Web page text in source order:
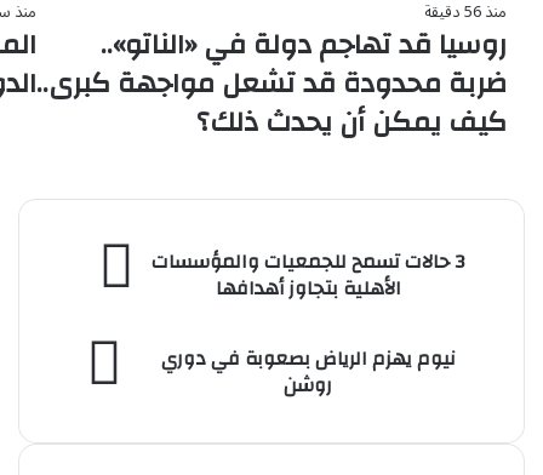
منذ 56 دقيقة
روسيا قد تهاجم دولة في «الناتو»..
ضربة محدودة قد تشعل مواجهة كبرى..
كيف يمكن أن يحدث ذلك؟
منذ
حالات
والمؤسسات
الأهلية
3 حالات تسمح للجمعيات والمؤسسات
الأهلية بتجاوز أهدافها
في
نيوم يهزم الرياض بصعوبة في دوري
روشن